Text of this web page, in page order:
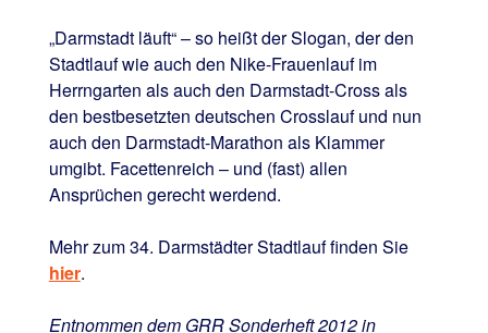
„Darmstadt läuft“ – so heißt der Slogan, der den
Stadtlauf wie auch den Nike-Frauenlauf im
Herrngarten als auch den Darmstadt-Cross als
den bestbesetzten deutschen Crosslauf und nun
auch den Darmstadt-Marathon als Klammer
umgibt. Facettenreich – und (fast) allen
Ansprüchen gerecht werdend.
Mehr zum 34. Darmstädter Stadtlauf finden Sie
hier.
Entnommen dem GRR Sonderheft 2012 in